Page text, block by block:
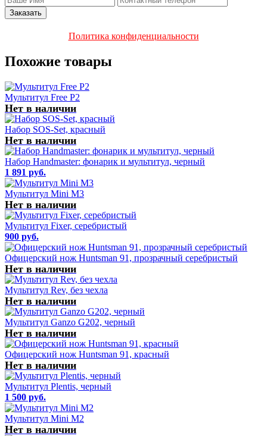
Политика конфиденциальности
Похожие товары
Мультитул Free P2
Нет в наличии
Набор SOS-Set, красный
Нет в наличии
Набор Handmaster: фонарик и мультитул, черный
1 891 руб.
Мультитул Mini M3
Нет в наличии
Мультитул Fixer, серебристый
900 руб.
Офицерский нож Huntsman 91, прозрачный серебристый
Нет в наличии
Мультитул Rev, без чехла
Нет в наличии
Мультитул Ganzo G202, черный
Нет в наличии
Офицерский нож Huntsman 91, красный
Нет в наличии
Мультитул Plentis, черный
1 500 руб.
Мультитул Mini M2
Нет в наличии